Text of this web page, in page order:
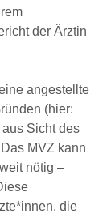
der Ärztin
angestellte
(hier:
Sicht des
MVZ kann
nötig –
die